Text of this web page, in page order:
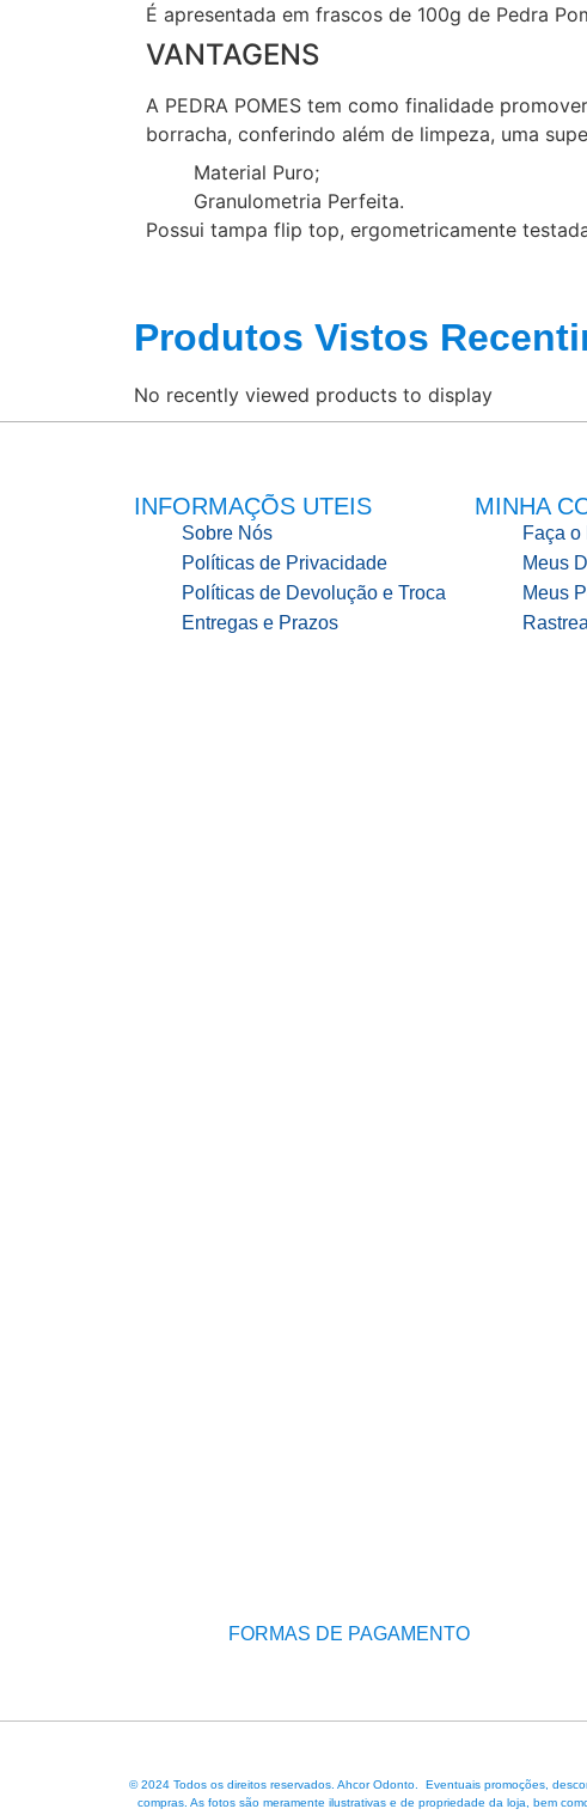
É apresentada em frascos de 100g de Pedra
VANTAGENS
A PEDRA POMES tem como finalidade
borracha, conferindo além de limpeza, uma
Material Puro;
Granulometria Perfeita.
Possui tampa flip top, ergometricamente
Produtos Vistos
No recently viewed products to display
INFORMAÇÕS UTEIS
Sobre Nós
Políticas de Privacidade
Políticas de Devolução e Troca
Entregas e Prazos
MINHA
Faça o
Meus
Meus
FORMAS DE PAGAMENTO
© 2024 Todos os direitos reservados. Ahcor Odonto. Eventuais promoções,
compras. As fotos são meramente ilustrativas e de propriedade da loja, bem